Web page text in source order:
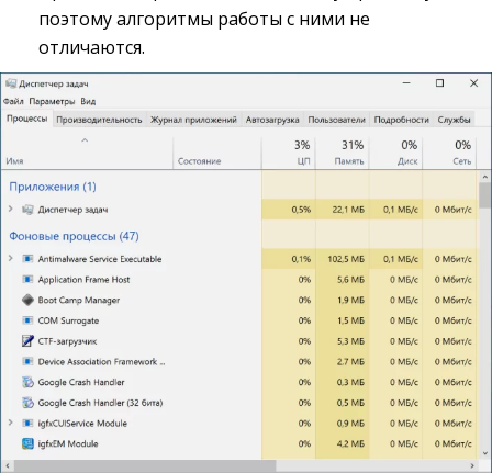
поэтому алгоритмы работы с ними не
отличаются.